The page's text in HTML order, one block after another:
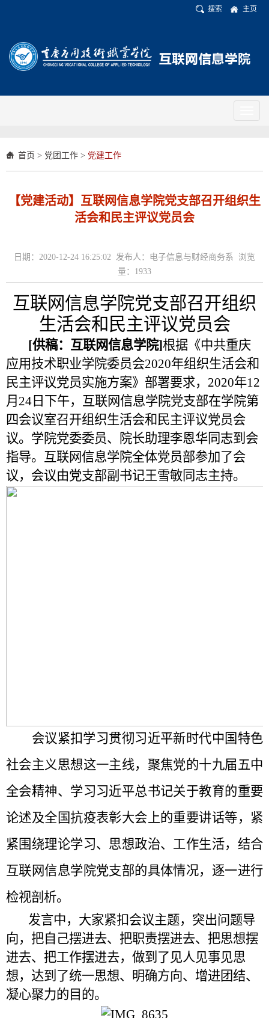
搜索 主页
首页 > 党团工作 > 党建工作
【党建活动】互联网信息学院党支部召开组织生
活会和民主评议党员会
日期：2020-12-24 16:25:02 发布人：电子信息与财经商务系 浏览
量： 1933
互联网信息学院党支部召开组织
生活会和民主评议党员会
[供稿：互联网信息学院]根据 《中共重庆
应用技术职业学院委员会2020年组织生活会和
民主评议党员实施方案》 部署要求， 2020年12
月 24 日下午，互联网信息学院党支部在学院第
四会议室召开组织生活会和民主评议党员会
议。学院党委委员、院长助理李恩华同志到会
指导。互联网信息学院全体党员部参加了会
议，会议由党支部副书记王雪敏同志主持。
会议紧扣学习贯彻习近平新时代中国特色
社会主义思想这一主线，聚焦党的十九届五中
全会精神、学习习近平总书记关于教育的重要
论述及全国抗疫表彰大会上的重要讲话等，紧
紧围绕理论学习、思想政治、工作生活，结合
互联网信息学院党支部的具体情况，逐一进行
检视剖析。
发言中，大家紧扣会议主题，突出问题导
向，把自己摆进去、把职责摆进去、把思想摆
进去、把工作摆进去，做到了见人见事见思
想，达到了统一思想、明确方向、增进团结、
凝心聚力的目的。